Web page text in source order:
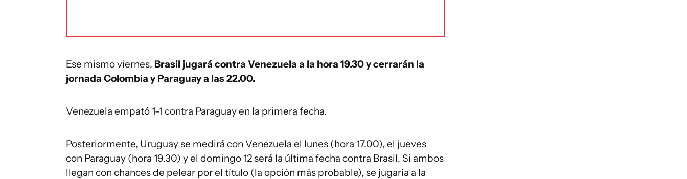
Ese mismo viernes, Brasil jugará contra Venezuela a la hora 19.30 y cerrarán la
jornada Colombia y Paraguay a las 22.00.
Venezuela empató 1-1 contra Paraguay en la primera fecha.
Posteriormente, Uruguay se medirá con Venezuela el lunes (hora 17.00), el jueves
con Paraguay (hora 19.30) y el domingo 12 será la última fecha contra Brasil. Si ambos
llegan con chances de pelear por el título (la opción más probable), se jugaría a la